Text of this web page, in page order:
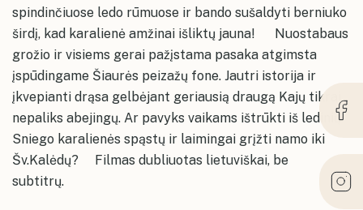
spindinčiuose ledo rūmuose ir bando sušaldyti berniuko
širdį, kad karalienė amžinai išliktų jauna! Nuostabaus
grožio ir visiems gerai pažįstama pasaka atgimsta
įspūdingame Šiaurės peizažų fone. Jautri istorija ir
įkvepianti drąsa gelbėjant geriausią draugą Kajų tikrai
nepaliks abejingų. Ar pavyks vaikams ištrūkti iš ledinių
Sniego karalienės spąstų ir laimingai grįžti namo iki
Šv.Kalėdų? Filmas dubliuotas lietuviškai, be
subtitrų.